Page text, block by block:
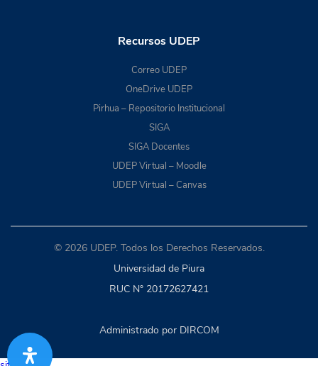
Recursos UDEP
Correo UDEP
OneDrive UDEP
Pirhua – Repositorio Institucional
SIGA
SIGA Docentes
UDEP Virtual – Moodle
UDEP Virtual – Canvas
© 2026 UDEP. Todos los Derechos Reservados.
Universidad de Piura
RUC N° 20172627421
Administrado por DIRCOM